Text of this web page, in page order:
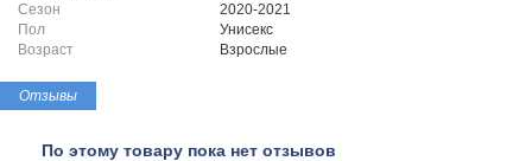
Сезон
2020-2021
Пол
Унисекс
Возраст
Взрослые
Отзывы
По этому товару пока нет отзывов